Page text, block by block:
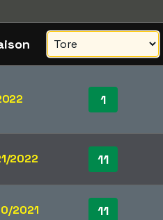
1
2022 11
2021 11